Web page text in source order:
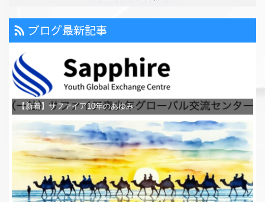
ブログ最新記事
【新着】サファイア10年のあゆみ